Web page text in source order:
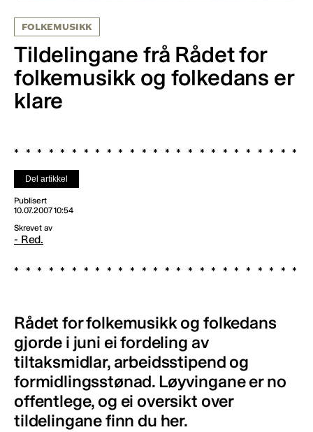
FOLKEMUSIKK
Tildelingane frå Rådet for
folkemusikk og folkedans er
klare
Del artikkel
Publisert
10.07.2007 10:54
Skrevet av
- Red.
Rådet for folkemusikk og folkedans
gjorde i juni ei fordeling av
tiltaksmidlar, arbeidsstipend og
formidlingsstønad. Løyvingane er no
offentlege, og ei oversikt over
tildelingane finn du her.